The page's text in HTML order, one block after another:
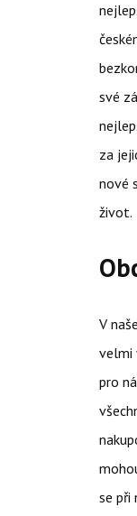
své
za
nové
život.
V
velmi
pro
se při